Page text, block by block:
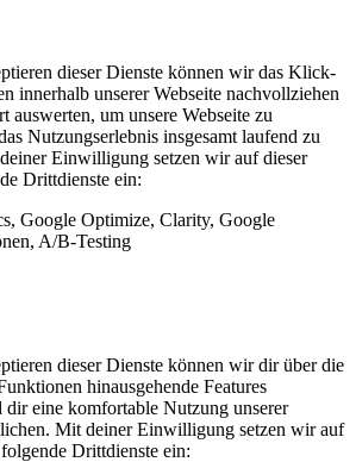
dieser Dienste können wir das Klick-
innerhalb unserer Webseite nachvollziehen
auswerten, um unsere Webseite zu
Nutzungserlebnis insgesamt laufend zu
Einwilligung setzen wir auf dieser
Drittdienste ein:
Google Optimize, Clarity, Google
A/B-Testing
dieser Dienste können wir dir über die
hinausgehende Features
dir eine komfortable Nutzung unserer
Mit deiner Einwilligung setzen wir auf
Drittdienste ein: